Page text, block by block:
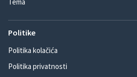
Politike
Politika kolačića
Politika privatnosti